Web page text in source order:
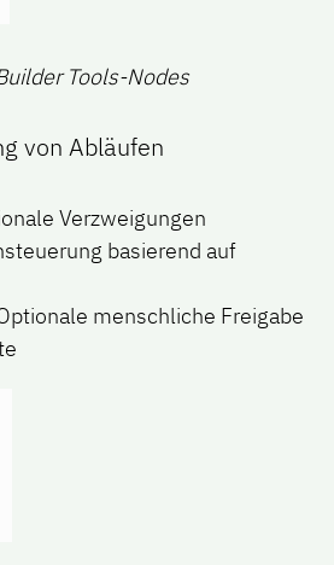
Tools-Nodes
von Abläufen
Verzweigungen
basierend auf
menschliche Freigabe